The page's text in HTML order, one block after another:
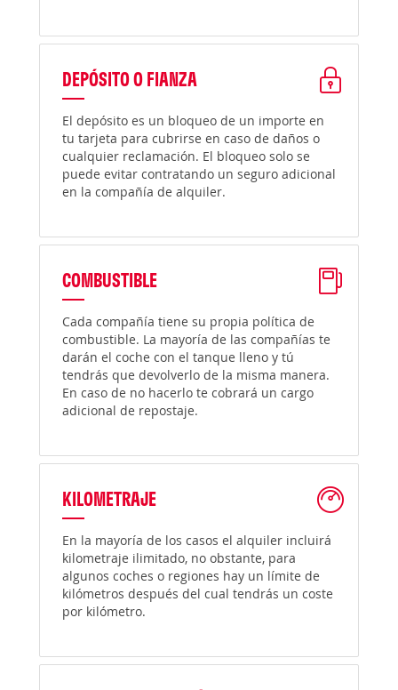
DEPÓSITO O FIANZA
El depósito es un bloqueo de un importe en
tu tarjeta para cubrirse en caso de daños o
cualquier reclamación. El bloqueo solo se
puede evitar contratando un seguro adicional
en la compañía de alquiler.
COMBUSTIBLE
Cada compañía tiene su propia política de
combustible. La mayoría de las compañías te
darán el coche con el tanque lleno y tú
tendrás que devolverlo de la misma manera.
En caso de no hacerlo te cobrará un cargo
adicional de repostaje.
KILOMETRAJE
En la mayoría de los casos el alquiler incluirá
kilometraje ilimitado, no obstante, para
algunos coches o regiones hay un límite de
kilómetros después del cual tendrás un coste
por kilómetro.